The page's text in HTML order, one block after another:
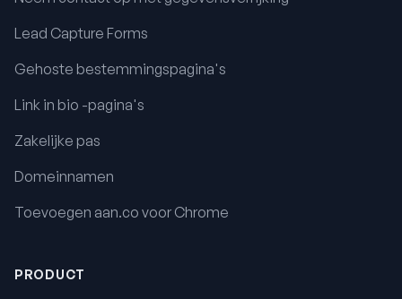
Lead Capture Forms
Gehoste bestemmingspagina's
Link in bio -pagina's
Zakelijke pas
Domeinnamen
Toevoegen aan.co voor Chrome
PRODUCT